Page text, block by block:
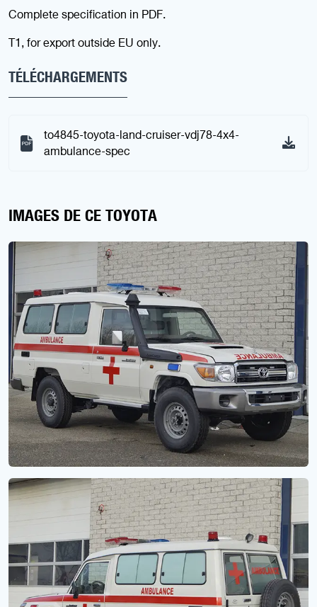
Complete specification in PDF.
T1, for export outside EU only.
TÉLÉCHARGEMENTS
to4845-toyota-land-cruiser-vdj78-4x4-
ambulance-spec
IMAGES DE CE TOYOTA